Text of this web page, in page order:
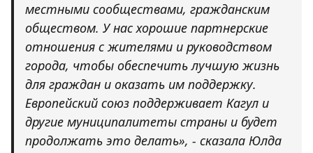
местными сообществами, гражданским
обществом. У нас хорошие партнерские
отношения с жителями и руководством
города, чтобы обеспечить лучшую жизнь
для граждан и оказать им поддержку.
Европейский союз поддерживает Кагул и
другие муниципалитеты страны и будет
продолжать это делать», - сказала Юлда